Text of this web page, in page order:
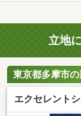
立地
東京都多摩市
エクセレント